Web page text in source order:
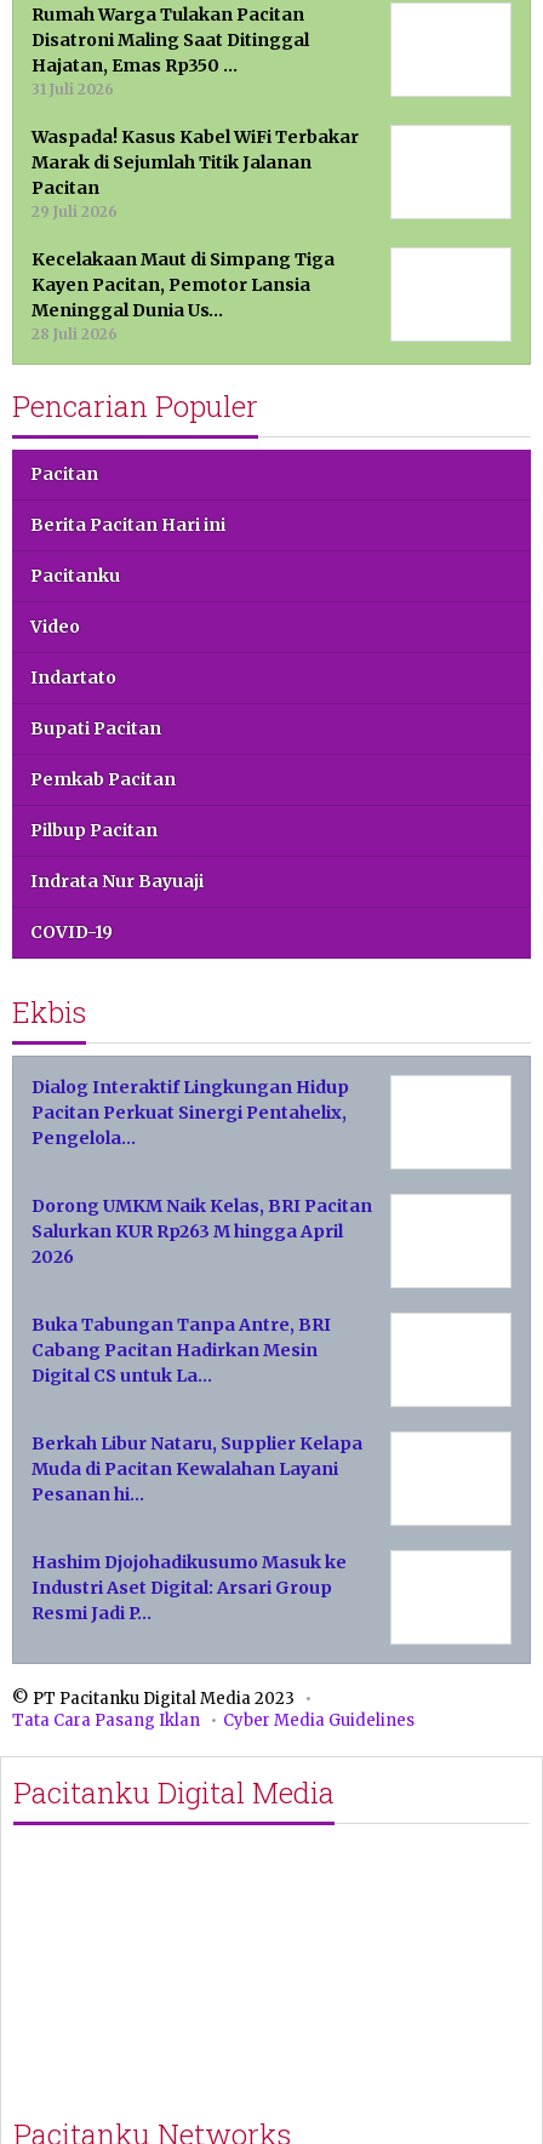
Rumah Warga Tulakan Pacitan
Disatroni Maling Saat Ditinggal
Hajatan, Emas Rp350 …
31 Juli 2026
Waspada! Kasus Kabel WiFi Terbakar
Marak di Sejumlah Titik Jalanan
Pacitan
29 Juli 2026
Kecelakaan Maut di Simpang Tiga
Kayen Pacitan, Pemotor Lansia
Meninggal Dunia Us…
28 Juli 2026
Pencarian Populer
Pacitan
Berita Pacitan Hari ini
Pacitanku
Video
Indartato
Bupati Pacitan
Pemkab Pacitan
Pilbup Pacitan
Indrata Nur Bayuaji
COVID-19
Ekbis
Dialog Interaktif Lingkungan Hidup
Pacitan Perkuat Sinergi Pentahelix,
Pengelola…
Dorong UMKM Naik Kelas, BRI Pacitan
Salurkan KUR Rp263 M hingga April
2026
Buka Tabungan Tanpa Antre, BRI
Cabang Pacitan Hadirkan Mesin
Digital CS untuk La…
Berkah Libur Nataru, Supplier Kelapa
Muda di Pacitan Kewalahan Layani
Pesanan hi…
Hashim Djojohadikusumo Masuk ke
Industri Aset Digital: Arsari Group
Resmi Jadi P…
© PT Pacitanku Digital Media 2023
Tata Cara Pasang Iklan
Cyber Media Guidelines
Pacitanku Digital Media
Pacitanku Networks